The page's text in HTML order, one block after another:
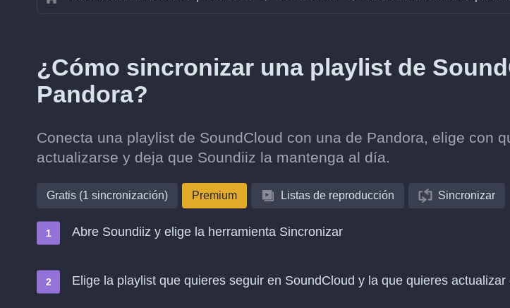
¿Cómo sincronizar una playlist de
Pandora?
Conecta una playlist de SoundCloud con una de Pandora, elige con
actualizarse y deja que Soundiiz la mantenga al día.
Gratis (1 sincronización) Premium Listas de reproducción Sincronizar
Abre Soundiiz y elige la herramienta Sincronizar
Elige la playlist que quieres seguir en SoundCloud y la que quieres actualizar